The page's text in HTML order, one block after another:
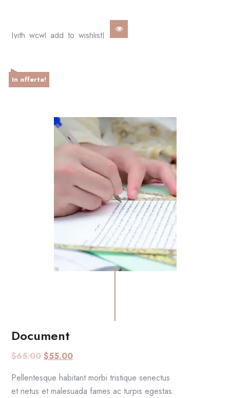
[yith_wcwl_add_to_wishlist]
In offerta!
Document
$65.00 $55.00
Pellentesque habitant morbi tristique senectus
et netus et malesuada fames ac turpis egestas.